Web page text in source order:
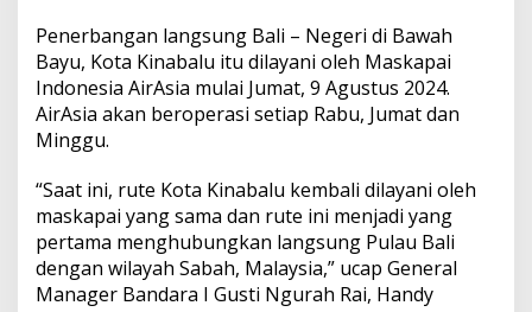
a
n
g
s
B
a
l
i
-
K
Penerbangan langsung Bali – Negeri di Bawah
Bayu, Kota Kinabalu itu dilayani oleh Maskapai
Indonesia AirAsia mulai Jumat, 9 Agustus 2024.
AirAsia akan beroperasi setiap Rabu, Jumat dan
Minggu.
“Saat ini, rute Kota Kinabalu kembali dilayani oleh
maskapai yang sama dan rute ini menjadi yang
pertama menghubungkan langsung Pulau Bali
dengan wilayah Sabah, Malaysia,” ucap General
Manager Bandara I Gusti Ngurah Rai, Handy